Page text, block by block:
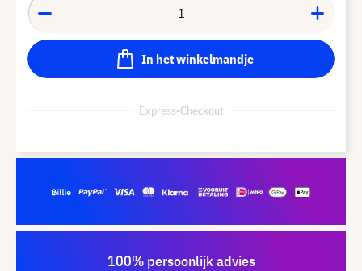
In het winkelmandje
Express-Checkout
100% persoonlijk advies